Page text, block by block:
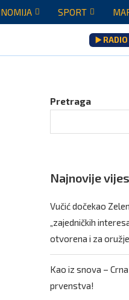
SPORT
▶️ RADIO
Pretraga
Najnovije
Vučić dočekao
„zajedničkih
otvorena i za
Kao iz snova –
prvenstva!